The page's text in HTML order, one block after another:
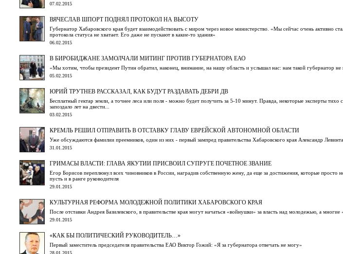
07.02.2015
ВЯЧЕСЛАВ ШПОРТ ПОДНЯЛ ПРОТОКОЛ НА ВЫСОТУ
Губернатор Хабаровского края будет взаимодействовать с миром через новое министерство. «Мы сейчас очень активно
протокола статуса не хватает. Его даже не пускают в какие-то здания»
06.02.2015
В БИРОБИДЖАНЕ ЗАМОЛЧАЛИ МИТИНГ ПРОТИВ ГУБЕРНАТОРА ЕАО
«Мы хотим, чтобы президент Путин обратил, наконец, внимание, на нашу область и услышал нас: нам такой губернатор
05.02.2015
ЮРИЙ ТРУТНЕВ РАССКАЗАЛ, КАК БУДУТ РАЗДАВАТЬ ДЕБРИ ДВ
Бесплатный гектар земли, а точнее леса или поля - можно будет получить за 5-10 минут. Правда, некоторые эксперты тихо
запоздало лет на двести...
03.02.2015
КРЕМЛЬ РЕШИЛ ОТПРАВИТЬ В ОТСТАВКУ ГЛАВУ ЕВРЕЙСКОЙ АВТОНОМНОЙ ОБЛАСТИ
Уже обсуждаются фамилии преемников, один из них - первый зампред правительства Хабаровского края Александр
31.01.2015
ГРИМАСЫ ВЛАСТИ: ГЛАВА ЯКУТИИ ПРИСВОИЛ СУПРУГЕ ПОЧЕТНОЕ ЗВАНИЕ
Егор Борисов переплюнул всех чиновников в России, наградив собственную жену, да еще за достижения, которые просто
пусть и в ранге руководителя
29.01.2015
КУЛЬТУРНАЯ РЕФОРМА МОЛОДЕЖНОЙ ПОЛИТИКИ ХАБАРОВСКОГО КРАЯ
После отставки Андрея Базилевского, в правительстве края могут начаться «войнушки» за власть над молодежью, а
29.01.2015
«КАК БЫ ПОЛИТИЧЕСКИЙ РУКОВОДИТЕЛЬ…»
Первый заместитель председателя правительства ЕАО Виктор Гожий: «Я за губернатора отвечать не могу»
28.01.2015